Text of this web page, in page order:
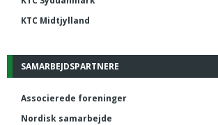
KTC Midtjylland
SAMARBEJDSPARTNERE
Associerede foreninger
Nordisk samarbejde